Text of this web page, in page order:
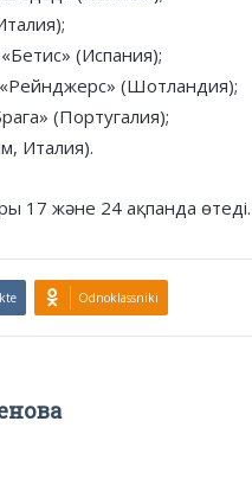
(Испания);
(Шотландия);
(Португалия);
Италия).
17 және 24 ақпанда өтеді.
Odnoklassniki